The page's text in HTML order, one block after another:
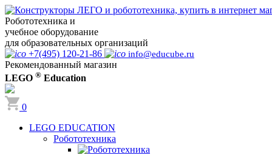
Робототехника и
учебное оборудование
для образовательных организаций
+7(495) 120-21-86
info@educube.ru
Рекомендованный магазин
LEGO ® Education
0
LEGO EDUCATION
Робототехника